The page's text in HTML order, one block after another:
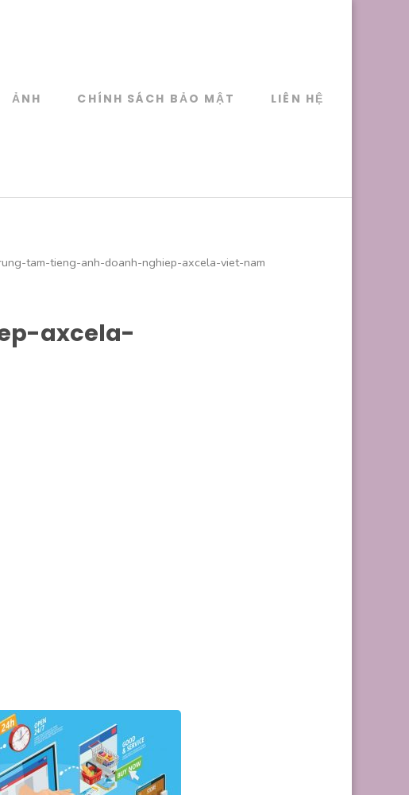
ẢNH CHÍNH SÁCH BẢO MẬT LIÊN HỆ
tam-tieng-anh-doanh-nghiep-axcela-viet-nam
axcela-